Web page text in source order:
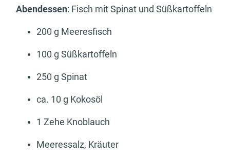
Abendessen: Fisch mit Spinat und Süßkartoffeln
200 g Meeresfisch
100 g Süßkartoffeln
250 g Spinat
ca. 10 g Kokosöl
1 Zehe Knoblauch
Meeressalz, Kräuter